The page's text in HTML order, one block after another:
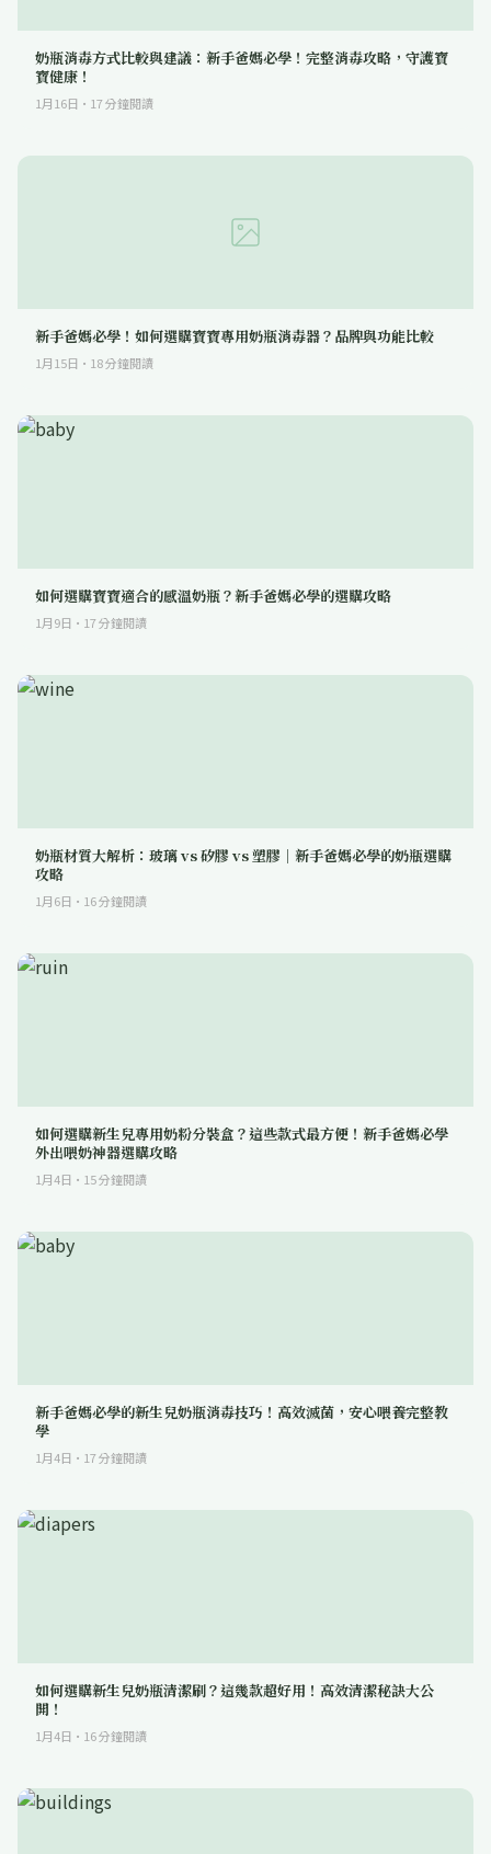
奶瓶消毒方式比較與建議：新手爸媽必學！完整消毒攻略，守護寶
寶健康！
1月16日 · 17分鐘閱讀
新手爸媽必學！如何選購寶寶專用奶瓶消毒器？品牌與功能比較
1月15日 · 18分鐘閱讀
如何選購寶寶適合的感溫奶瓶？新手爸媽必學的選購攻略
1月9日 · 17分鐘閱讀
奶瓶材質大解析：玻璃 vs 矽膠 vs 塑膠｜新手爸媽必學的奶瓶選購
攻略
1月6日 · 16分鐘閱讀
如何選購新生兒專用奶粉分裝盒？這些款式最方便！新手爸媽必學
外出喂奶神器選購攻略
1月4日 · 15分鐘閱讀
新手爸媽必學的新生兒奶瓶消毒技巧！高效滅菌，安心喂養完整教
學
1月4日 · 17分鐘閱讀
如何選購新生兒奶瓶清潔刷？這幾款超好用！高效清潔秘訣大公
開！
1月4日 · 16分鐘閱讀